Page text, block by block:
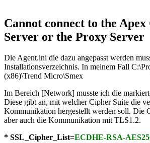
Cannot connect to the
Server or the Proxy Server
Die Agent.ini die dazu angepasst werden
Installationsverzeichnis. In meinem Fall
(x86)\Trend Micro\Smex
Im Bereich [Network] musste ich die
Diese gibt an, mit welcher Cipher Suite die
Kommunikation hergestellt werden soll. Die
aber auch die Kommunikation mit TLS1.2.
* SSL_Cipher_List=ECDHE-RSA-